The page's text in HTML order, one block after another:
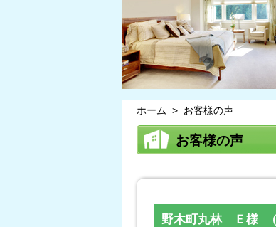
ホーム > お客様の声
お客様の声
野木町丸林 Ｅ様 （